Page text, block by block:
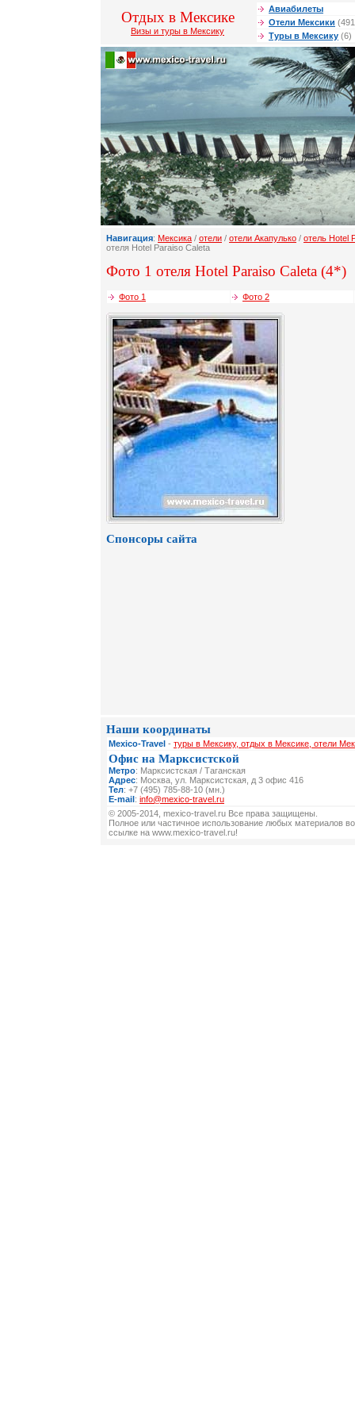
Отдых в Мексике
Визы и туры в Мексику
Авиабилеты
Отели Мексики
Туры в Мексику (6)
Навигация: Мексика / отели / отели Акапулько / отель Hotel
отеля Hotel Paraiso Caleta
Фото 1 отеля Hotel Paraiso Caleta (4*)
Фото 1 Фото 2
Спонсоры сайта
Наши координаты
Mexico-Travel - туры в Мексику, отдых в Мексике, отели
Офис на Марксистской
Метро: Марксистская / Таганская
Адрес: Москва, ул. Марксистская, д 3 офис 416
Тел: +7 (495) 785-88-10 (мн.)
E-mail: info@mexico-travel.ru
© 2005-2014, mexico-travel.ru Все права защищены.
Полное или частичное использование любых материалов
ссылке на www.mexico-travel.ru!